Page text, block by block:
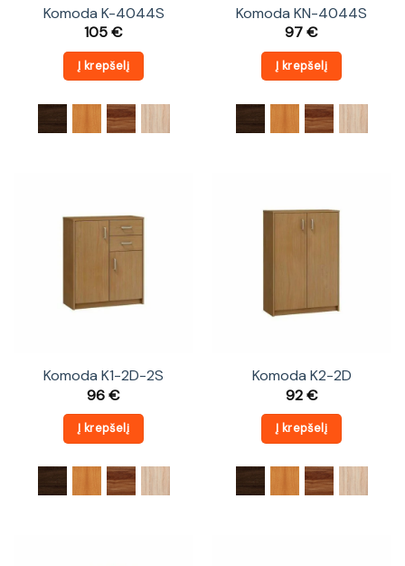
Komoda K-4044S
105€
Į krepšelį
Komoda KN-4044S
97€
Į krepšelį
Komoda K1-2D-2S
96€
Į krepšelį
Komoda K2-2D
92€
Į krepšelį